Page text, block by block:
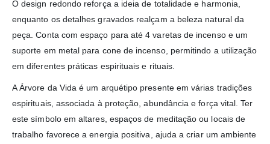
O design redondo reforça a ideia de totalidade e harmonia,
enquanto os detalhes gravados realçam a beleza natural da
peça. Conta com espaço para até 4 varetas de incenso e um
suporte em metal para cone de incenso, permitindo a utilização
em diferentes práticas espirituais e rituais.
A Árvore da Vida é um arquétipo presente em várias tradições
espirituais, associada à proteção, abundância e força vital. Ter
este símbolo em altares, espaços de meditação ou locais de
trabalho favorece a energia positiva, ajuda a criar um ambiente